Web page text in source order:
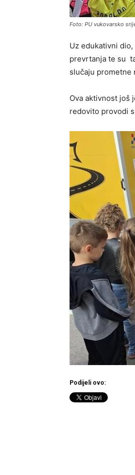
Foto: PU vukovarsko
Uz edukativni
prevrtanja te su
slučaju prometne
Ova aktivnost još
redovito provodi
Podijeli ovo: